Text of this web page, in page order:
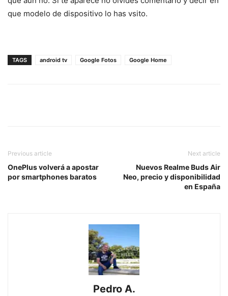
que modelo de dispositivo lo has vsito.
TAGS android tv Google Fotos Google Home
Previous article
OnePlus volverá a apostar
por smartphones baratos
Next article
Nuevos Realme Buds Air
Neo, precio y disponibilidad
en España
Pedro A.